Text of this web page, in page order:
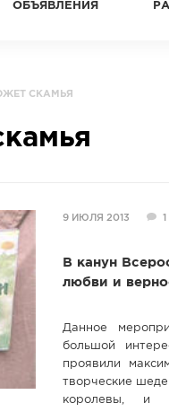
ОБЪЯВЛЕНИЯ
СКАМЬЯ
9 ИЮЛЯ 2013 1
В канун
любви и
Данное
большой
проявили
творческие
королевы, и